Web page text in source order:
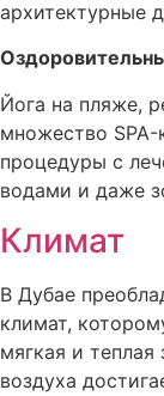
архитектурные
Йога на пляже,
множество SPA-
процедуры с
водами и даже
Климат
В Дубае
климат,
мягкая и
воздуха